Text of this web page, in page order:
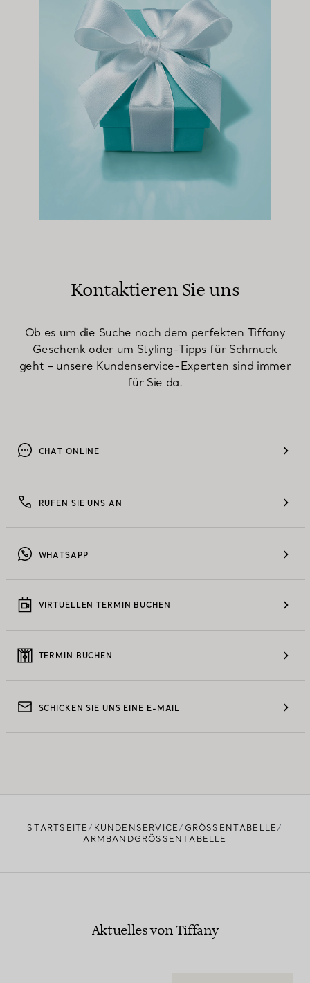
Kontaktieren Sie uns
Ob es um die Suche nach dem perfekten Tiffany
Geschenk oder um Styling-Tipps für Schmuck
geht – unsere Kundenservice-Experten sind immer
für Sie da.
CHAT ONLINE
RUFEN SIE UNS AN
WHATSAPP
VIRTUELLEN TERMIN BUCHEN
TERMIN BUCHEN
SCHICKEN SIE UNS EINE E-MAIL
STARTSEITE KUNDENSERVICE
GRÖSSENTABELLE
ARMBANDGRÖSSENTABELLE
Aktuelles von Tiffany